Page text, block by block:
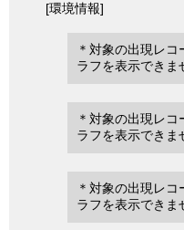
[環境情報]
＊対象の出現レ
ラフを表示できま
＊対象の出現レ
ラフを表示できま
＊対象の出現レ
ラフを表示できま